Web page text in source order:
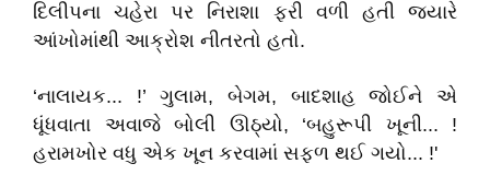
દિલીપના ચહેરા પર નિરાશા ફરી વળી હતી જ્યારે
આંખોમાંથી આક્રોશ નીતરતો હતો.
‘નાલાયક... !’ ગુલામ, બેગમ, બાદશાહ જોઈને એ
ધૂંધવાતા અવાજે બોલી ઊઠ્યો, ‘બહુરૂપી ખૂની... !
હરામખોર વધુ એક ખૂન કરવામાં સફળ થઈ ગયો... !'